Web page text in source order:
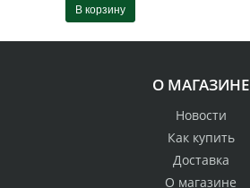
В корзину
О МАГАЗИНЕ
Новости
Как купить
Доставка
О магазине